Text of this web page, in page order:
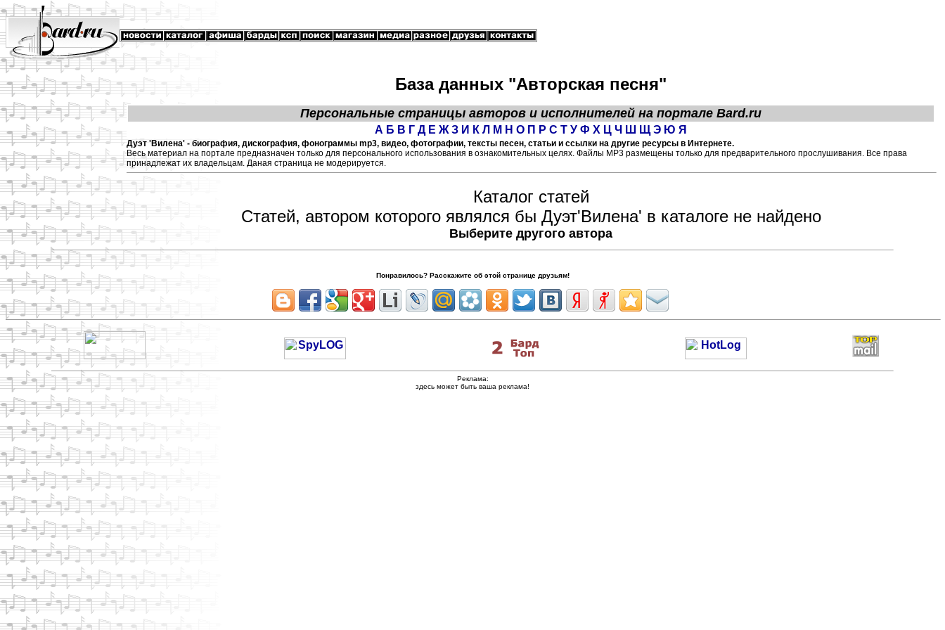
База данных "Авторская песня"
Персональные страницы авторов и исполнителей на портале Bard.ru
А Б В Г Д Е Ж З И К Л М Н О П Р С Т У Ф Х Ц Ч Ш Щ Э Ю Я
Дуэт 'Вилена' - биография, дискография, фонограммы mp3, видео, фотографии, тексты песен, статьи и ссылки на другие ресурсы в Интернете.
Весь материал на портале предназначен только для персонального использования в ознакомительных целях. Файлы МР3 размещены только для предварительного прослушивания. Все права
принадлежат их владельцам. Даная страница не модерируется.
Каталог статей
Статей, автором которого являлся бы Дуэт'Вилена' в каталоге не найдено
Выберите другого автора
Понравилось? Расскажите об этой странице друзьям!
Реклама:
здесь может быть ваша реклама!